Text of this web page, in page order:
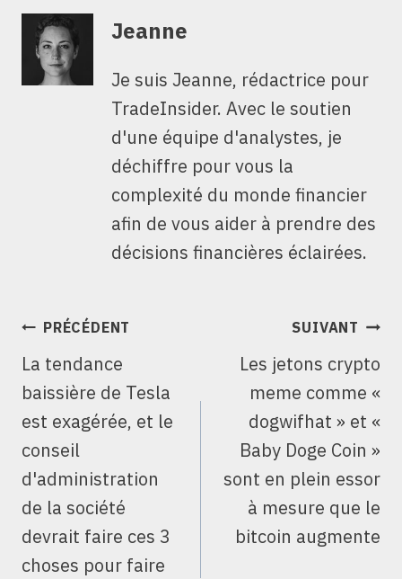
Jeanne
Je suis Jeanne, rédactrice pour
TradeInsider. Avec le soutien
d'une équipe d'analystes, je
déchiffre pour vous la
complexité du monde financier
afin de vous aider à prendre des
décisions financières éclairées.
NAVIGATION
L’ARTICLE
PRÉCÉDENT
La tendance
baissière de Tesla
est exagérée, et le
conseil
d'administration
de la société
devrait faire ces 3
choses pour faire
SUIVANT
Les jetons crypto
meme comme «
dogwifhat » et «
Baby Doge Coin »
sont en plein essor
à mesure que le
bitcoin augmente